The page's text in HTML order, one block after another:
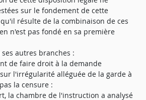
sur le fondement de cette
résulte de la combinaison de ces
n'est pas fondé en sa première
autres branches :
de faire droit à la demande
l'irrégularité alléguée de la garde à
la censure :
la chambre de l'instruction a analysé